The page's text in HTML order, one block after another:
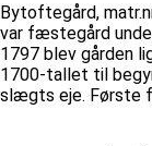
Bytoftegård,
var fæstegård
1797 blev gården
1700-tallet til
slægts eje. Første